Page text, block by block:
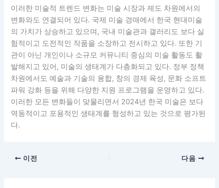
이러한 미술적 트렌드 변화는 미술 시장과 제도 차원에서의
변화와도 연결되어 있다. 국제 미술 경매에서 한국 현대미술
의 가치가 상승하고 있으며, 국내 미술관과 갤러리도 보다 실
험적이고 도전적인 작품을 소장하고 전시하고 있다. 또한 기
관이 아닌 개인이나 소규모 커뮤니티 중심의 미술 활동도 활
발해지고 있어, 미술의 생태계가 다층화되고 있다. 정부 정책
차원에서도 예술과 기술의 융합, 창의 경제 육성, 문화 소프트
파워 강화 등을 위해 다양한 지원 프로그램을 운영하고 있다.
이러한 모든 변화들이 맞물리면서 2024년 한국 미술은 보다
역동적이고 포용적인 생태계를 형성하고 있는 것으로 평가된
다.
이전 다음